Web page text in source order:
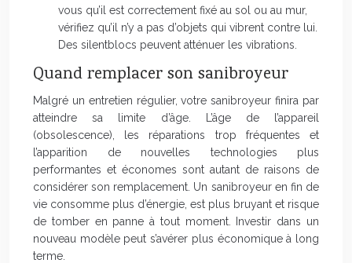
vous qu’il est correctement fixé au sol ou au mur,
vérifiez qu’il n’y a pas d’objets qui vibrent contre lui.
Des silentblocs peuvent atténuer les vibrations.
Quand remplacer son sanibroyeur
Malgré un entretien régulier, votre sanibroyeur finira par
atteindre sa limite d’âge. L’âge de l’appareil
(obsolescence), les réparations trop fréquentes et
l’apparition de nouvelles technologies plus
performantes et économes sont autant de raisons de
considérer son remplacement. Un sanibroyeur en fin de
vie consomme plus d’énergie, est plus bruyant et risque
de tomber en panne à tout moment. Investir dans un
nouveau modèle peut s’avérer plus économique à long
terme.